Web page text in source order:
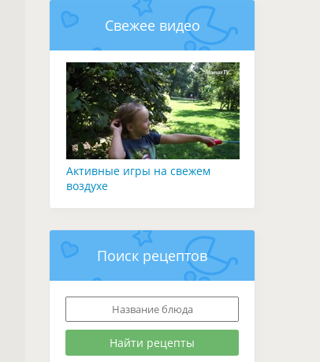
Свежее видео
Активные игры на свежем
воздухе
Поиск рецептов